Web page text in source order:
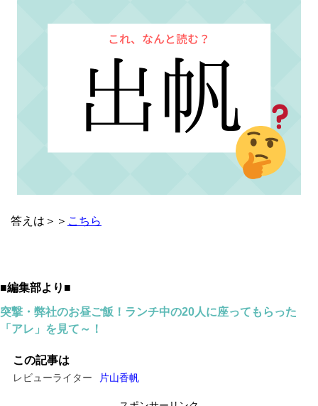
答えは＞＞ こちら
■編集部より■
突撃・弊社のお昼ご飯！ランチ中の20人に座ってもらった
「アレ」を見て～！
この記事は
レビューライター 片山香帆